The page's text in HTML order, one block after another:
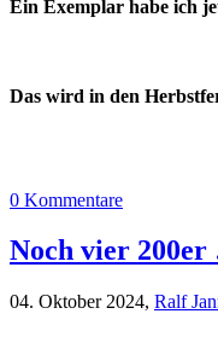
Ein Exemplar habe ich
Das wird in den
0 Kommentare
Noch vier
04. Oktober 2024, Ralf